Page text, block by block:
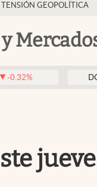
TENSIÓN GEOPOLÍTICA
DÓLAR